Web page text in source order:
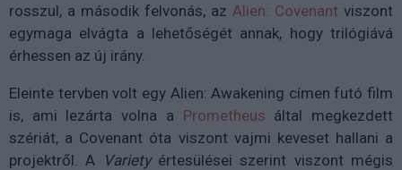
rosszul, a második felvonás, az Alien: Covenant viszont
egymaga elvágta a lehetőségét annak, hogy trilógiává
érhessen az új irány.
Eleinte tervben volt egy Alien: Awakening címen futó film
is, ami lezárta volna a Prometheus által megkezdett
szériát, a Covenant óta viszont vajmi keveset hallani a
projektről. A
Varietyértesülései szerint viszont mégis